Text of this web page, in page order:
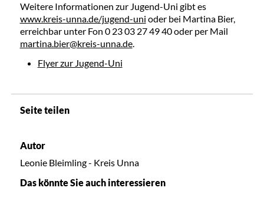
Weitere Informationen zur Jugend-Uni gibt es
www.kreis-unna.de/jugend-uni oder bei Martina Bier,
erreichbar unter Fon 0 23 03 27 49 40 oder per Mail
martina.bier@kreis-unna.de.
Flyer zur Jugend-Uni
Seite teilen
Autor
Leonie Bleimling - Kreis Unna
Das könnte Sie auch interessieren